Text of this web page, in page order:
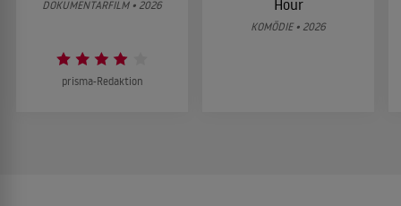
DOKUMENTARFILM • 2026
prisma-Redaktion
Hour
KOMÖDIE • 2026